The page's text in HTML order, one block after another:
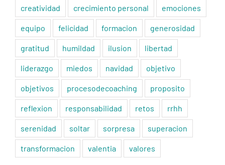
creatividad crecimiento personal emociones
equipo felicidad formacion generosidad
gratitud humildad ilusion libertad
liderazgo miedos navidad objetivo
objetivos procesodecoaching proposito
reflexion responsabilidad retos rrhh
serenidad soltar sorpresa superacion
transformacion valentia valores